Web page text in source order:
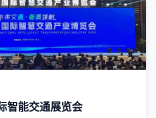
智能交通展览会